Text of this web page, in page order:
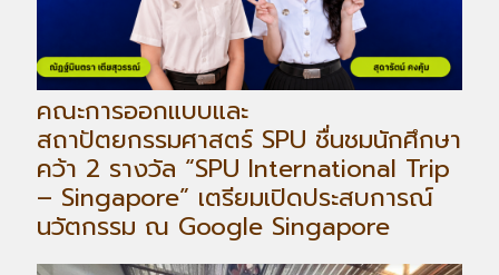
คณะการออกแบบและ
สถาปัตยกรรมศาสตร์ SPU ชื่นชมนักศึกษา
คว้า 2 รางวัล “SPU International Trip
– Singapore” เตรียมเปิดประสบการณ์
นวัตกรรม ณ Google Singapore